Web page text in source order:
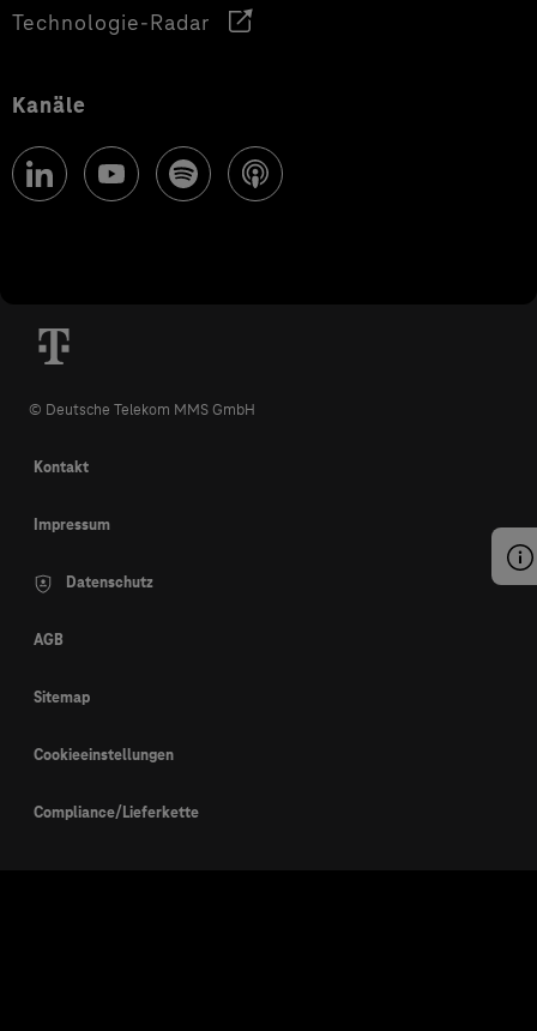
Technologie-Radar
Kanäle
© Deutsche Telekom MMS GmbH
Kontakt
Impressum
Datenschutz
AGB
Sitemap
Cookieeinstellungen
Compliance/Lieferkette